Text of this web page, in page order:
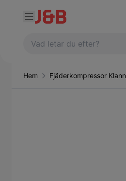
Hem Fjäderkompressor Klann